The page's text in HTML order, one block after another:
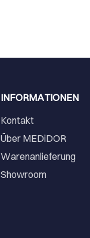
INFORMATIONEN
Kontakt
Über MEDiDOR
Warenanlieferung
Showroom